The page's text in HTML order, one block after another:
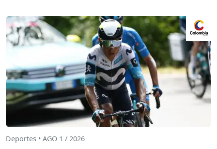
Deportes • AGO 1 / 2026